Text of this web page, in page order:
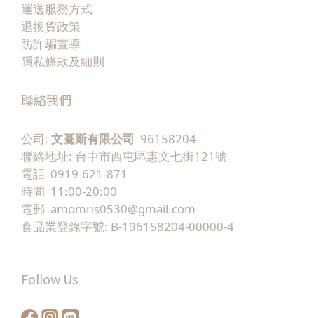
運送服務方式
退換貨政策
防詐騙宣導
隱私條款及細則
聯絡我們
公司: 文驀斯有限公司 96158204
聯絡地址: 台中市西屯區惠文七街121號
電話 0919-621-871
時間 11:00-20:00
電郵 amomris0530@gmail.com
食品業登錄字號: B-196158204-00000-4
Follow Us